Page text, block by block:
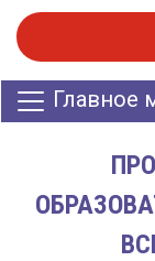
Главное